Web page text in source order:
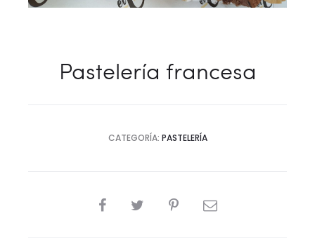
Pastelería francesa
CATEGORÍA: PASTELERÍA
COMPARTIR